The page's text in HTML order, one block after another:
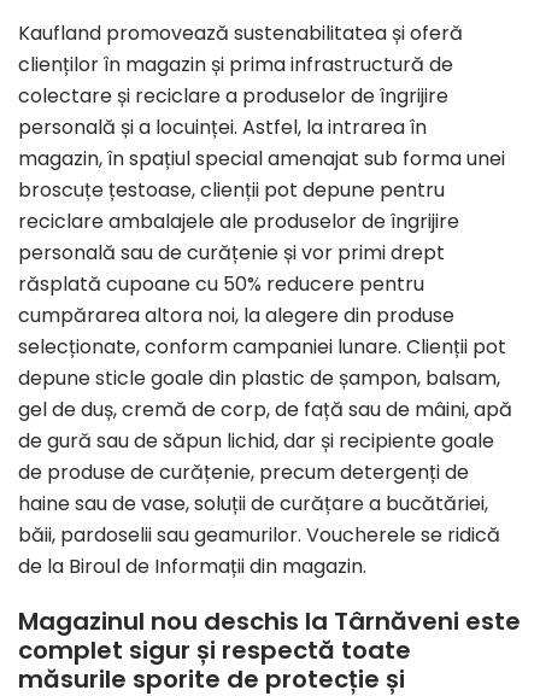
Kaufland promovează sustenabilitatea și oferă
clienților în magazin și prima infrastructură de
colectare și reciclare a produselor de îngrijire
personală și a locuinței. Astfel, la intrarea în
magazin, în spațiul special amenajat sub forma unei
broscuțe țestoase, clienții pot depune pentru
reciclare ambalajele ale produselor de îngrijire
personală sau de curățenie și vor primi drept
răsplată cupoane cu 50% reducere pentru
cumpărarea altora noi, la alegere din produse
selecționate, conform campaniei lunare. Clienții pot
depune sticle goale din plastic de șampon, balsam,
gel de duș, cremă de corp, de față sau de mâini, apă
de gură sau de săpun lichid, dar și recipiente goale
de produse de curățenie, precum detergenți de
haine sau de vase, soluții de curățare a bucătăriei,
băii, pardoselii sau geamurilor. Voucherele se ridică
de la Biroul de Informații din magazin.
Magazinul nou deschis la Târnăveni este
complet sigur și respectă toate
măsurile sporite de protecție și